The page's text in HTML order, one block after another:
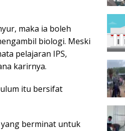
maka ia boleh
biologi. Meski
pelajaran IPS,
karirnya.
itu bersifat
berminat untuk